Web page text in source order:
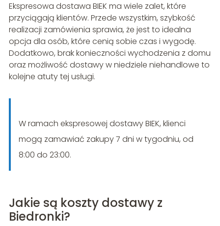
Ekspresowa dostawa BIEK ma wiele zalet, które
przyciągają klientów. Przede wszystkim, szybkość
realizacji zamówienia sprawia, że jest to idealna
opcja dla osób, które cenią sobie czas i wygodę.
Dodatkowo, brak konieczności wychodzenia z domu
oraz możliwość dostawy w niedziele niehandlowe to
kolejne atuty tej usługi.
W ramach ekspresowej dostawy BIEK, klienci
mogą zamawiać zakupy 7 dni w tygodniu, od
8:00 do 23:00.
Jakie są koszty dostawy z
Biedronki?